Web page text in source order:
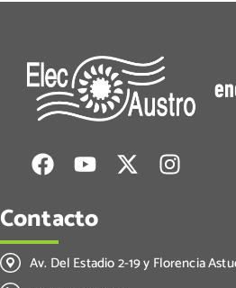
Contacto
Av. Del Estadio 2-19 y Florencia